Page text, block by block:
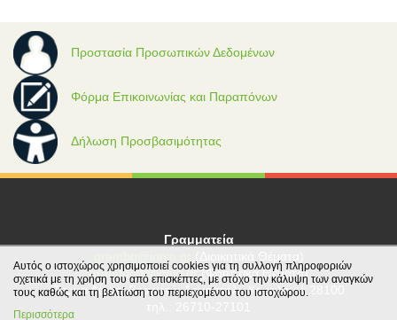
Προστασία Προσωπικών Δεδομένων
Φόρμα Επικοινωνίας και Παραπόνων
Δήλωση Προσβασιμότητας
Γραμματεία
gramfood@ionio.gr(Φοιτητικά Θέματα)
Tέρμα Λεωφ. Βεργωτή, Αργοστόλι, Κεφαλονιά 28100
Αυτός ο ιστοχώρος χρησιμοποιεί cookies για τη συλλογή πληροφοριών
σχετικά με τη χρήση του από επισκέπτες, με στόχο την κάλυψη των αναγκών
τους καθώς και τη βελτίωση του περιεχομένου του ιστοχώρου.
Περισσότερα